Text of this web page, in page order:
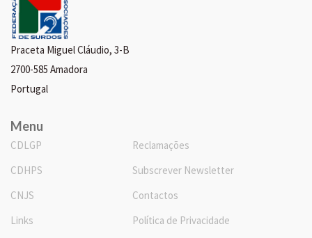
Praceta Miguel Cláudio, 3-B
2700-585 Amadora
Portugal
Menu
CDLGP
CDHPS
CNJS
Links
Reclamações
Subscrever Newsletter
Contactos
Política de Privacidade